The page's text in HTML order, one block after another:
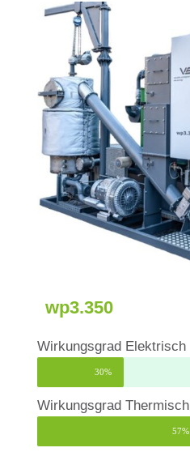
wp3.350
Wirkungsgrad Elektrisch
30%
Wirkungsgrad Thermisch
57%